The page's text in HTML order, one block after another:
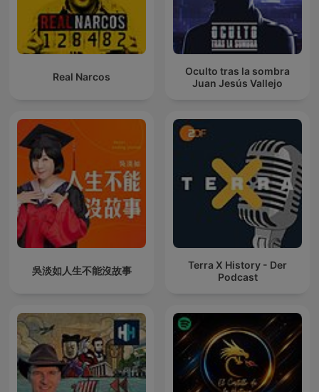
Real Narcos
Oculto tras la sombra
Juan Jesús Vallejo
吳淡如人生不能沒故事
Terra X History - Der
Podcast